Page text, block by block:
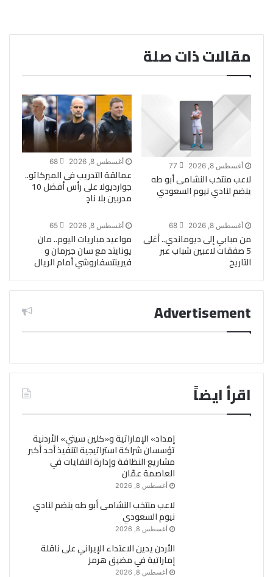
مقالات ذات صلة
أغسطس 8, 2026 77
لاعب منتخب النشامى أبو طه
ينضم لنادي نيوم السعودي
أغسطس 8, 2026 68
عمالقة التدريب فى الميركاتو..
جوارديولا على رأس أفضل 10
مدربين بلا نادٍ
أغسطس 8, 2026 68
من مبابي إلى ديوماندي.. أغلى
5 صفقات لاعبين شباب عبر
التاريخ
أغسطس 8, 2026 65
مواعيد مباريات اليوم.. مان
يونايتد مع سان جيرمان و
فيرينتسفاروشي أمام الريال
Advertisement
اقرأ ايضاً
إمداد» الإماراتية و«كلين سيتي» الأردنية
تؤسسان شراكة استراتيجية لتنفيذ أحد أكبر
مشاريع النظافة وإدارة النفايات في
العاصمة عمّان
أغسطس 8, 2026
لاعب منتخب النشامى أبو طه ينضم لنادي
نيوم السعودي
أغسطس 8, 2026
الأردن يدين الاعتداء الإيراني على ناقلة
إماراتية في مضيق هرمز
أغسطس 8, 2026